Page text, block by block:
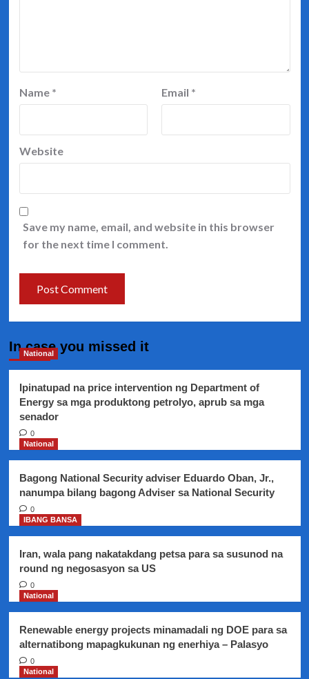
Name * Email *
Website
Save my name, email, and website in this browser
for the next time I comment.
In case you missed it
National
Ipinatupad na price intervention ng Department of
Energy sa mga produktong petrolyo, aprub sa mga
senador
0
National
Bagong National Security adviser Eduardo Oban, Jr.,
nanumpa bilang bagong Adviser sa National Security
0
IBANG BANSA
Iran, wala pang nakatakdang petsa para sa susunod na
round ng negosasyon sa US
0
National
Renewable energy projects minamadali ng DOE para sa
alternatibong mapagkukunan ng enerhiya – Palasyo
0
National